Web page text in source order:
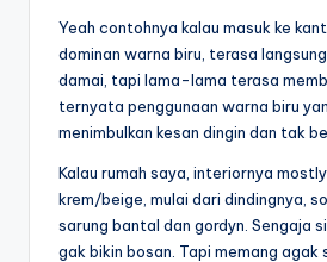
Yeah contohnya kalau masuk ke
dominan warna biru, terasa
damai, tapi lama-lama terasa
ternyata penggunaan warna biru
menimbulkan kesan dingin dan tak
Kalau rumah saya, interiornya
krem/beige, mulai dari dindingnya,
sarung bantal dan gordyn. Sengaja
gak bikin bosan. Tapi memang agak